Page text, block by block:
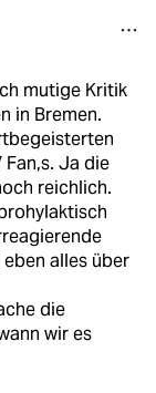
mutige Kritik
in Bremen.
Ja die
reichlich.
alles über
die
wir es